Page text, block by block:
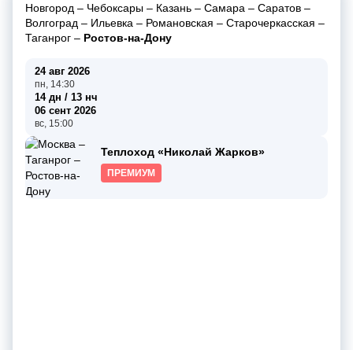
Новгород – Чебоксары – Казань – Самара – Саратов –
Волгоград – Ильевка – Романовская – Старочеркасская –
Таганрог – Ростов-на-Дону
24 авг 2026
пн, 14:30
14 дн / 13 нч
06 сент 2026
вс, 15:00
Теплоход «Николай Жарков»
ПРЕМИУМ